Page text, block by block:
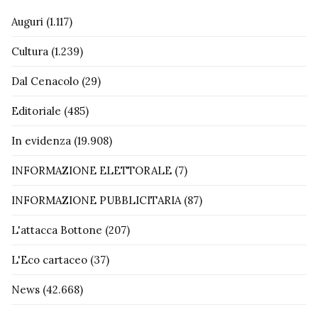
Auguri (1.117)
Cultura (1.239)
Dal Cenacolo (29)
Editoriale (485)
In evidenza (19.908)
INFORMAZIONE ELETTORALE (7)
INFORMAZIONE PUBBLICITARIA(87)
L'attacca Bottone (207)
L'Eco cartaceo (37)
News (42.668)